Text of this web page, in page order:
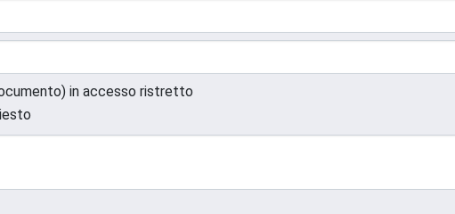
in accesso ristretto